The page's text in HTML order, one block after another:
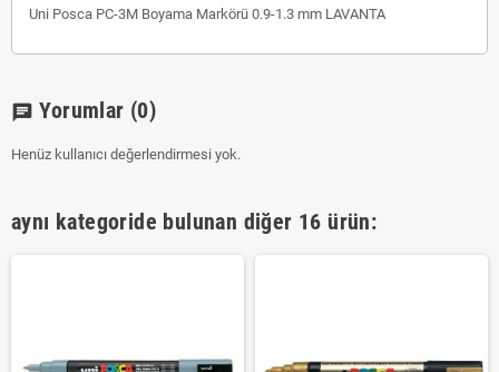
Uni Posca PC-3M Boyama Markörü 0.9-1.3 mm LAVANTA
chat Yorumlar (0)
Henüz kullanıcı değerlendirmesi yok.
aynı kategoride bulunan diğer 16 ürün: